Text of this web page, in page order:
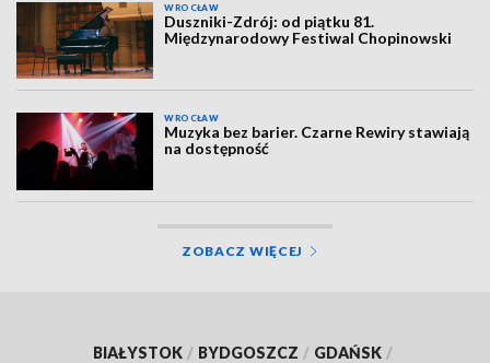
WROCŁAW
Duszniki-Zdrój: od piątku 81.
Międzynarodowy Festiwal Chopinowski
WROCŁAW
Muzyka bez barier. Czarne Rewiry stawiają
na dostępność
ZOBACZ WIĘCEJ
BIAŁYSTOK / BYDGOSZCZ / GDAŃSK /